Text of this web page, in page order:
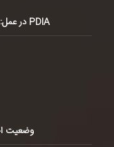
PDIA در عمل: تجربه مدیریت تعارض منافع در ایران
وضعیت